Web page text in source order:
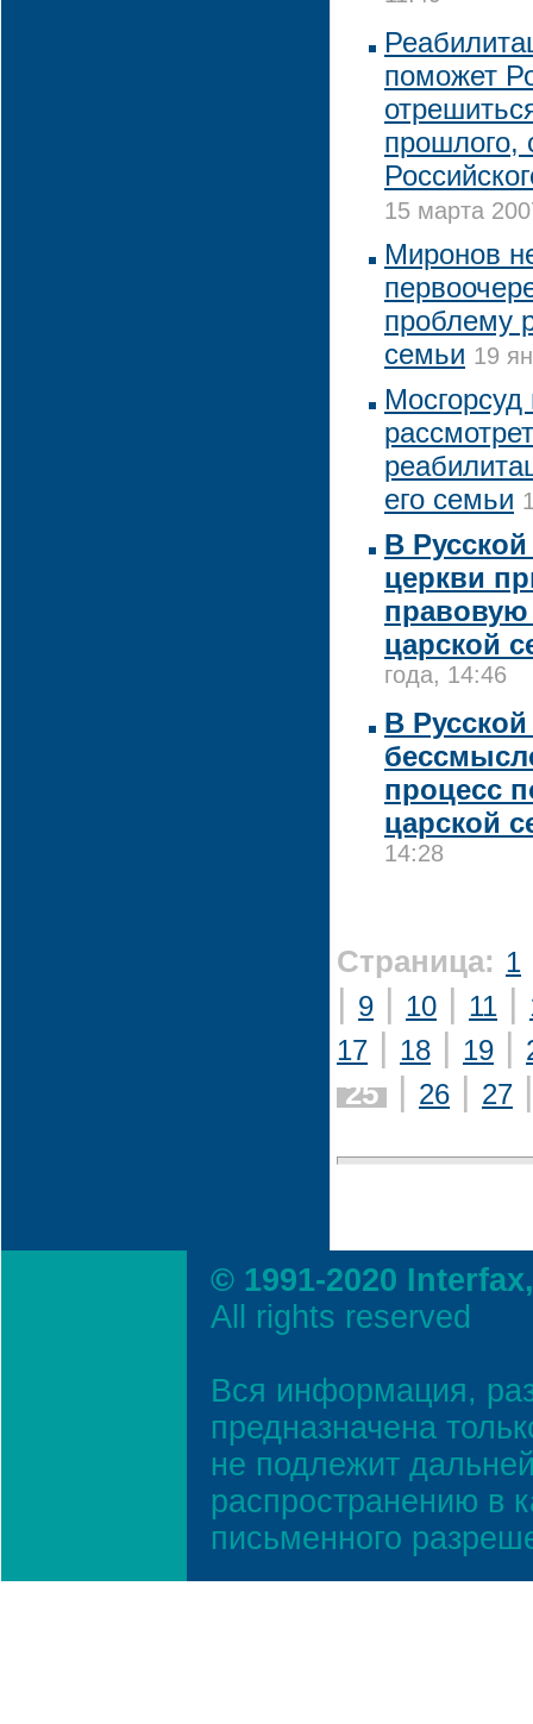
поможет
прошлого,
15 марта
Миронов
проблему
семьи 19
Мосгорсуд
его семьи
В
церкви
правовую
царской
года, 14:46
В
процесс
царской
14:28
Страница: 1
9 10 11
17
18 19
25 26 27
© 1991-2020
All rights reserved
Вся информация,
предназначена
не подлежит
распространению в
письменного